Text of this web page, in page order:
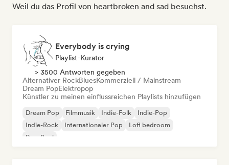
Weil du das Profil von heartbroken and sad besuchst.
Everybody is crying
Playlist-Kurator
> 3500 Antworten gegeben
Alternativer RockBluesKommerziell / Mainstream
Dream PopElektropop
Künstler zu meinen einflussreichen Playlists hinzufügen
Dream Pop Filmmusik Indie-Folk
Indie-Pop
Indie-Rock
Internationaler Pop
Lofi bedroom
Pop-Soul